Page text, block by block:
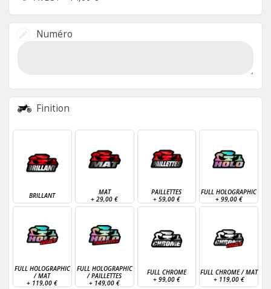
Numéro
Finition
BRILLANT
MAT
+29,00 €
PAILLETTES
+ 59,00 €
FULL HOLOGRAPHIC
+ 99,00 €
FULL HOLOGRAPHIC
/ MAT
+ 119,00 €
FULL HOLOGRAPHIC
/ PAILLETTES
+ 149,00 €
FULL CHROME
+ 99,00 €
FULL CHROME / MAT
+ 119,00 €